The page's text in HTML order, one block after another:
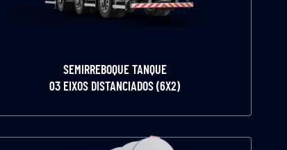
SEMIRREBOQUE TANQUE
03 EIXOS DISTANCIADOS (6X2)